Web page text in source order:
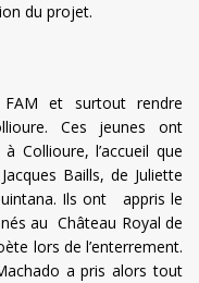
du projet.
et surtout rendre
Ces jeunes ont
Collioure, l’accueil que
Baills, de Juliette
Ils ont appris le
au Château Royal de
lors de l’enterrement.
a pris alors tout